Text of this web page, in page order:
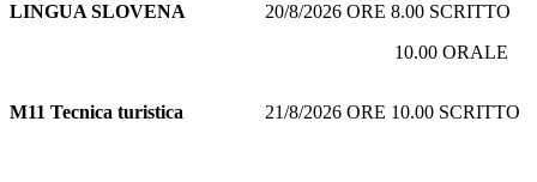
LINGUA SLOVENA
20/8/2026 ORE 8.00 SCRITTO
10.00 ORALE
M11 Tecnica turistica 21/8/2026 ORE 10.00 SCRITTO